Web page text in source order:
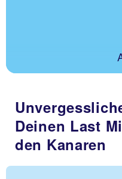
Deinen Last
den Kanaren